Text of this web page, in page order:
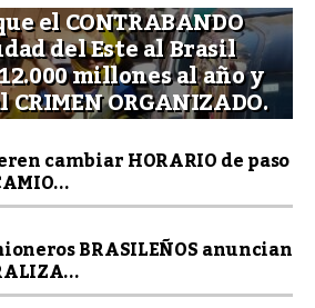
el CONTRABANDO
del Este al Brasil
millones al año y
ORGANIZADO.
cambiar HORARIO de paso
BRASILEÑOS anuncian